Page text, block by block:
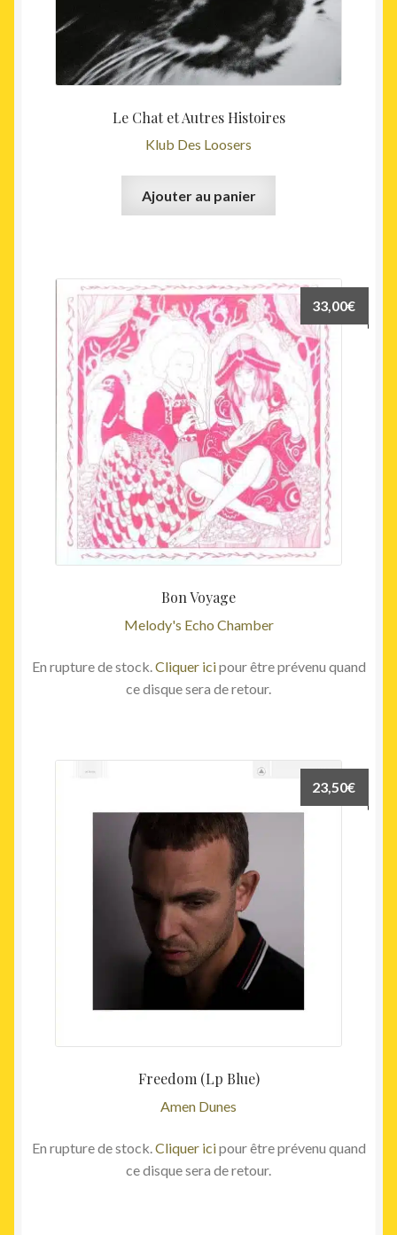
Le Chat et Autres Histoires
Klub Des Loosers
Ajouter au panier
Bon Voyage
Melody's Echo Chamber
33,00€
En rupture de stock.Cliquer icipour être prévenu quand
ce disque sera de retour.
Freedom (Lp Blue)
Amen Dunes
23,50€
En rupture de stock.Cliquer icipour être prévenu quand
ce disque sera de retour.